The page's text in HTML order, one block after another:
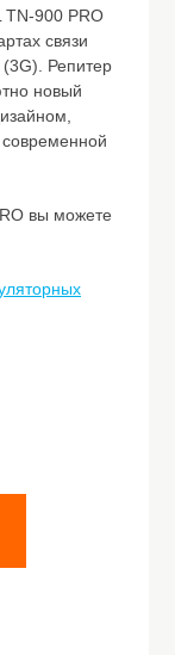
TN-900 PRO
связи
Репитер
новый
вы можете